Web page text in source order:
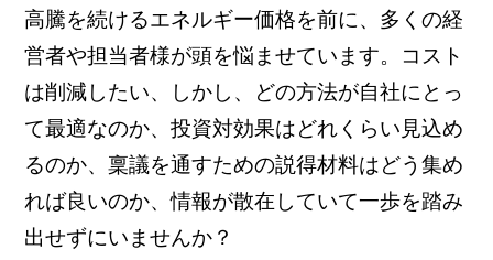
高騰を続けるエネルギー価格を前に、多くの経
営者や担当者様が頭を悩ませています。コスト
は削減したい、しかし、どの方法が自社にとっ
て最適なのか、投資対効果はどれくらい見込め
るのか、稟議を通すための説得材料はどう集め
れば良いのか、情報が散在していて一歩を踏み
出せずにいませんか？